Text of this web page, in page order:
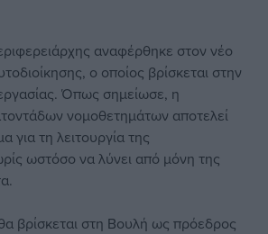
αναφέρθηκε στον νέο
ο οποίος βρίσκεται στην
Όπως σημείωσε, η
νομοθετημάτων αποτελεί
για τη λειτουργία της
ωστόσο να λύνει από μόνη της
βρίσκεται στη Βουλή ως πρόεδρος